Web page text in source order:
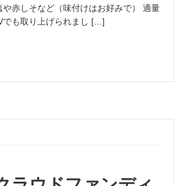
赤しそなど（味付けはお好みで） 適量
も取り上げられまし […]